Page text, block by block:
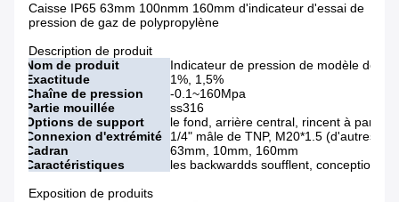
Caisse IP65 63mm 100nmm 160mm d'indicateur d'essai de
pression de gaz de polypropylène
Description de produit
Nom de produit
Indicateur de pression de modèle de
Exactitude
1%, 1,5%
Chaîne de pression
-0.1~160Mpa
Partie mouillée
ss316
Options de support
le fond, arrière central, rincent à partir
Connexion d'extrémité
1/4" mâle de TNP, M20*1.5 (d'autres
Cadran
63mm, 10mm, 160mm
Caractéristiques
les backwardds soufflent, conception
Exposition de produits